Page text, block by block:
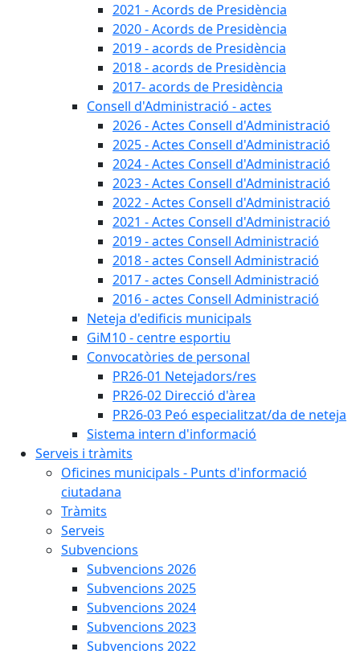
2021 - Acords de Presidència
2020 - Acords de Presidència
2019 - acords de Presidència
2018 - acords de Presidència
2017- acords de Presidència
Consell d'Administració - actes
2026 - Actes Consell d'Administració
2025 - Actes Consell d'Administració
2024 - Actes Consell d'Administració
2023 - Actes Consell d'Administració
2022 - Actes Consell d'Administració
2021 - Actes Consell d'Administració
2019 - actes Consell Administració
2018 - actes Consell Administració
2017 - actes Consell Administració
2016 - actes Consell Administració
Neteja d'edificis municipals
GiM10 - centre esportiu
Convocatòries de personal
PR26-01 Netejadors/res
PR26-02 Direcció d'àrea
PR26-03 Peó especialitzat/da de neteja
Sistema intern d'informació
Serveis i tràmits
Oficines municipals - Punts d'informació
ciutadana
Tràmits
Serveis
Subvencions
Subvencions 2026
Subvencions 2025
Subvencions 2024
Subvencions 2023
Subvencions 2022